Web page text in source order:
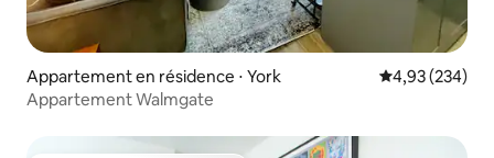
Appartement en résidence ⋅ York Évaluation
4,93 (234)
Appartement Walmgate